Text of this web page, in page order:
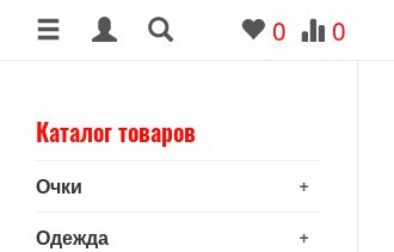
0 0
Каталог товаров
+
Очки
+
Одежда